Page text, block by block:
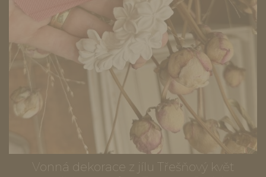
Vonná dekorace z jílu Třešňový květ